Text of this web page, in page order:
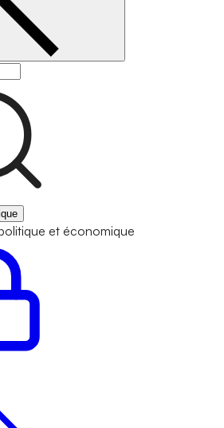
et économique